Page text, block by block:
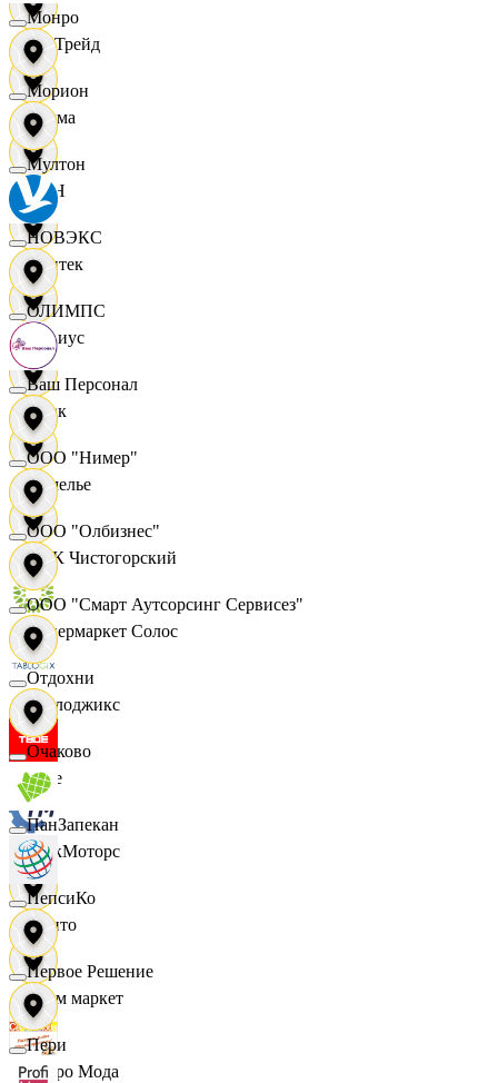
СетТрейд
Сигма
СИН
Синтек
Сириус
Смак
Сомелье
СПК Чистогорский
Супермаркет Солос
Таблоджикс
Твое
ТракМоторс
Фрито
Хоум маркет
Цетро Мода
Монро
Морион
Мултон
НОВЭКС
ОЛИМПС
Ваш Персонал
ООО "Нимер"
ООО "Олбизнес"
ООО "Смарт Аутсорсинг Сервисез"
Отдохни
Очаково
ПанЗапекан
ПепсиКо
Первое Решение
Пери